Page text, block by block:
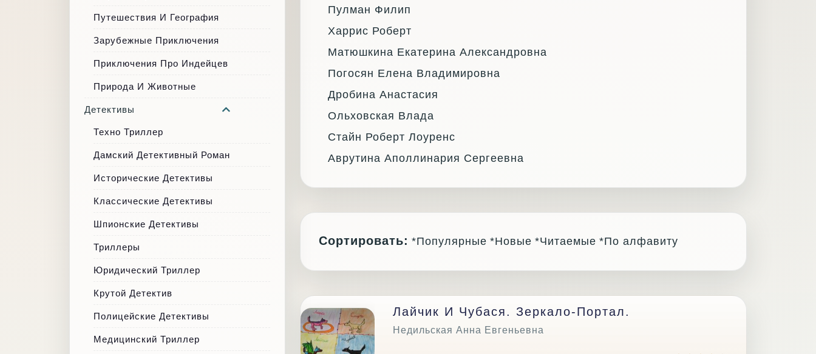
Пулман Филип
Харрис Роберт
Матюшкина Екатерина Александровна
Погосян Елена Владимировна
Дробина Анастасия
Ольховская Влада
Стайн Роберт Лоуренс
Аврутина Аполлинария Сергеевна
Сортировать: *Популярные *Новые *Читаемые *По алфавиту
Лайчик И Чубася. Зеркало-Портал.
Недильская Анна Евгеньевна
Путешествия И География
Зарубежные Приключения
Приключения Про Индейцев
Природа И Животные
Детективы
Техно Триллер
Дамский Детективный Роман
Исторические Детективы
Классические Детективы
Шпионские Детективы
Триллеры
Юридический Триллер
Крутой Детектив
Полицейские Детективы
Медицинский Триллер